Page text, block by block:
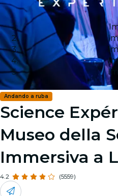
Andando a ruba
Science
Museo della
Immersiva a
4.2 (5559)